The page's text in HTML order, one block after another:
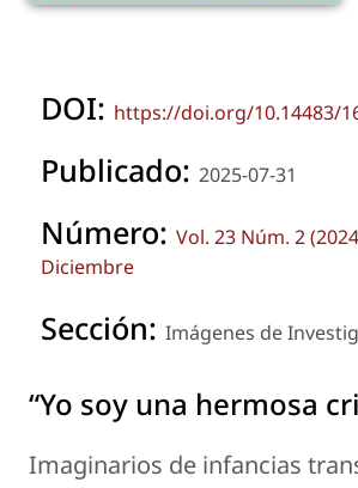
DOI: https://doi.org/10.14483/
Publicado: 2025-07-31
Número: Vol. 23 Núm. 2
Diciembre
Sección: Imágenes de
“Yo soy una hermosa
Imaginarios de infancias